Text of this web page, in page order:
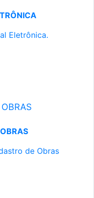
Eletrônica.
de Obras